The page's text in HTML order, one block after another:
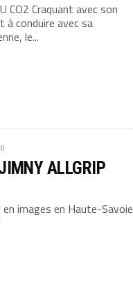
CO2 Craquant avec son
conduire avec sa
le...
ALLGRIP
images en Haute-Savoie